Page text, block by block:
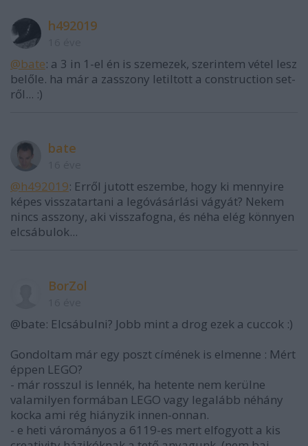
h492019
@bate: a 3 in 1-el én is szemezek, szerintem vétel lesz
belőle. ha már a zasszony letiltott a construction set-
ről... :)
bate
@h492019: Erről jutott eszembe, hogy ki mennyire
képes visszatartani a legóvásárlási vágyát? Nekem
nincs asszony, aki visszafogna, és néha elég könnyen
elcsábulok...
BorZol
@bate: Elcsábulni? Jobb mint a drog ezek a cuccok :)
Gondoltam már egy poszt címének is elmenne : Mért
éppen LEGO?
- már rosszul is lennék, ha hetente nem kerülne
valamilyen formában LEGO vagy legalább néhány
kocka ami rég hiányzik innen-onnan.
- e heti várományos a 6119-es mert elfogyott a kis